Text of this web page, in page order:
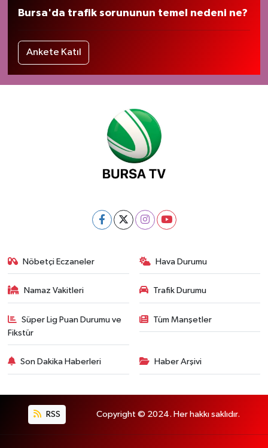
Bursa'da trafik sorununun temel nedeni ne?
Ankete Katıl
Nöbetçi Eczaneler Hava Durumu
Namaz Vakitleri Trafik Durumu
Süper Lig Puan Durumu ve
Fikstür
Tüm Manşetler
Son Dakika Haberleri Haber Arşivi
RSS Copyright © 2024. Her hakkı saklıdır.